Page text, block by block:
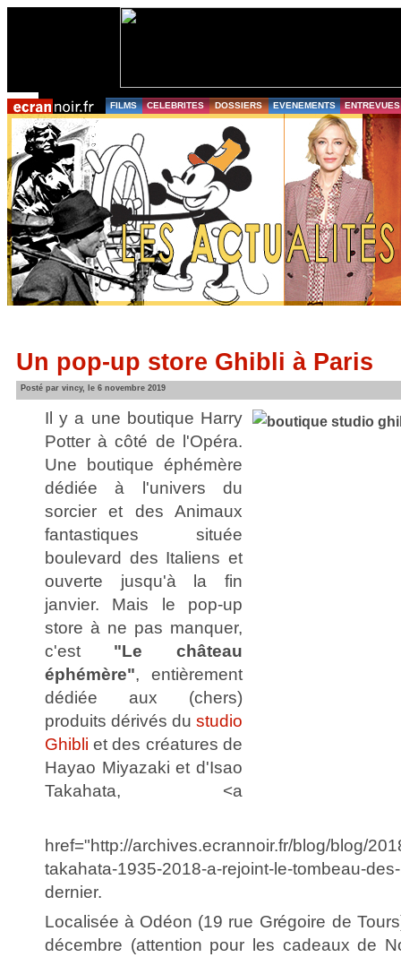
FILMS CELEBRITES DOSSIERS EVENEMENTS ENTREVUES
Un pop-up store Ghibli à Paris
Posté par vincy, le 6 novembre 2019
Il y a une boutique Harry
Potter à côté de l'Opéra.
Une boutique éphémère
dédiée à l'univers du
sorcier et des Animaux
fantastiques située
boulevard des Italiens et
ouverte jusqu'à la fin
janvier. Mais le pop-up
store à ne pas manquer,
c'est "Le château
éphémère", entièrement
dédiée aux (chers)
produits dérivés du studio
Ghibli et des créatures de
Hayao Miyazaki et d'Isao
Takahata, <a
href="http://archives.ecrannoir.fr/blog/blog/
takahata-1935-2018-a-rejoint-le-tombeau-
dernier.
Localisée à Odéon (19 rue Grégoire de
décembre (attention pour les cadeaux de